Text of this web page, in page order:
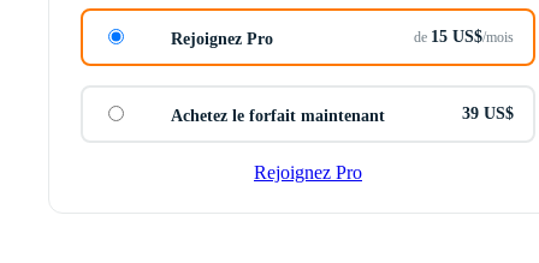
Rejoignez Pro de 15 US$/mois
Achetez le forfait maintenant 39 US$
Rejoignez Pro